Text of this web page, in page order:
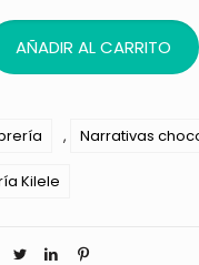
AÑADIR AL CARRITO
, Narrativas
Kilele